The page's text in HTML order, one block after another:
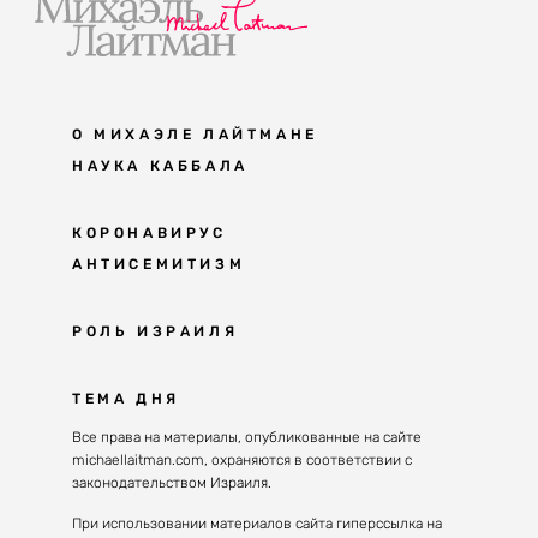
О МИХАЭЛЕ ЛАЙТМАНЕ
НАУКА КАББАЛА
Мудрость каббалы
Каббала сегодня
Великие каббалисты
Духовные состояния
Конгрессы каббалы
Каббалистическая музыка
КОРОНАВИРУС
АНТИСЕМИТИЗМ
Антисемитизм в современном мире
Решение
РОЛЬ ИЗРАИЛЯ
Почему евреи
Израиль сегодня
ТЕМА ДНЯ
Все права на материалы, опубликованные на сайте
michaellaitman.com, охраняются в соответствии с
законодательством Израиля.
При использовании материалов сайта гиперссылка на